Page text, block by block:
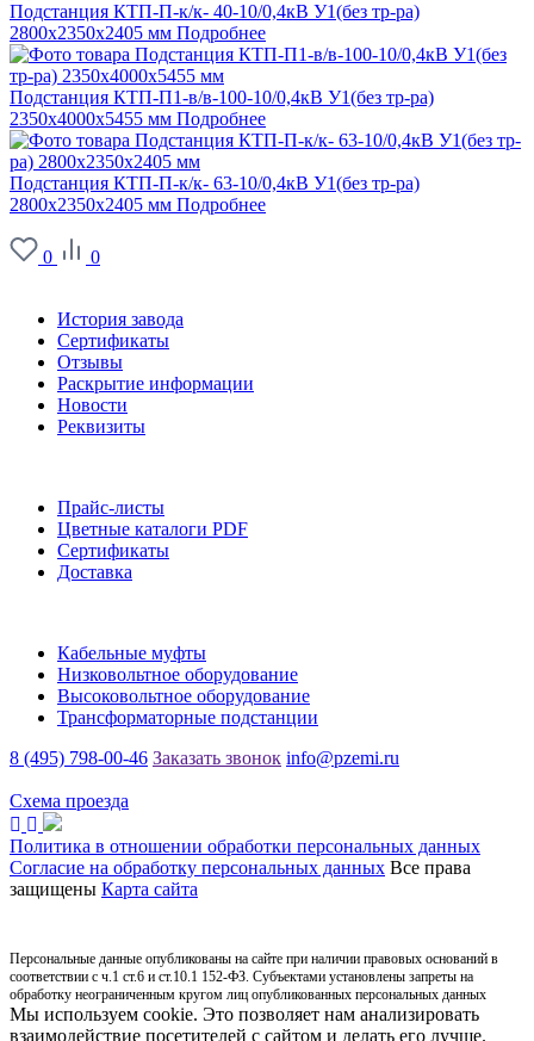
Подстанция КТП-П-к/к- 40-10/0,4кВ У1(без тр-ра)
2800х2350х2405 мм Подробнее
Подстанция КТП-П1-в/в-100-10/0,4кВ У1(без тр-ра)
2350х4000х5455 мм Подробнее
Подстанция КТП-П-к/к- 63-10/0,4кВ У1(без тр-ра)
2800х2350х2405 мм Подробнее
0
0
История завода
Сертификаты
Отзывы
Раскрытие информации
Новости
Реквизиты
Прайс-листы
Цветные каталоги PDF
Сертификаты
Доставка
Кабельные муфты
Низковольтное оборудование
Высоковольтное оборудование
Трансформаторные подстанции
8 (495) 798-00-46 Заказать звонок info@pzemi.ru
Схема проезда
Политика в отношении обработки персональных данных
Согласие на обработку персональных данных Все права
защищены Карта сайта
Персональные данные опубликованы на сайте при наличии правовых оснований в
соответствии с ч.1 ст.6 и ст.10.1 152-ФЗ. Субъектами установлены запреты на
обработку неограниченным кругом лиц опубликованных персональных данных
Мы используем cookie. Это позволяет нам анализировать
взаимодействие посетителей с сайтом и делать его лучше.